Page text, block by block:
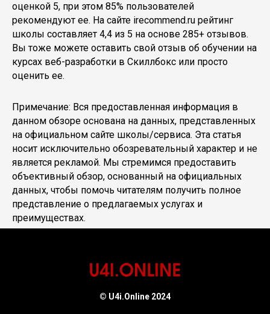
оценкой 5, при этом 85% пользователей
рекомендуют ее. На сайте irecommend.ru рейтинг
школы составляет 4,4 из 5 на основе 285+ отзывов.
Вы тоже можете оставить свой отзыв об обучении на
курсах веб-разработки в Скиллбокс или просто
оценить ее.
Примечание: Вся предоставленная информация в
данном обзоре основана на данных, представленных
на официальном сайте школы/сервиса. Эта статья
носит исключительно обозревательный характер и не
является рекламой. Мы стремимся предоставить
объективный обзор, основанный на официальных
данных, чтобы помочь читателям получить полное
представление о предлагаемых услугах и
преимуществах.
© U4i.Online 2024